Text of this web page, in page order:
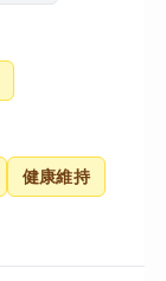
健康維持